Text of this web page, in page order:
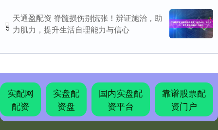
5
天通盈配资 脊髓损伤别慌张！辨证施治，助
力肌力，提升生活自理能力与信心
实配网
配资
实盘配
资盘
国内实盘配
资平台
靠谱股票配
资门户